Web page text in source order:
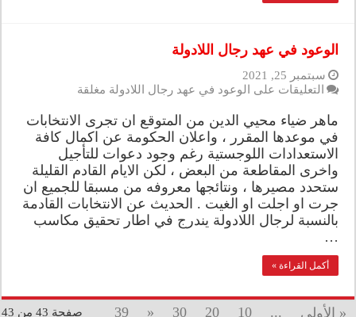
الوعود في عهد رجال اللادولة
سبتمبر 25, 2021
التعليقات على الوعود في عهد رجال اللادولة مغلقة
ماهر ضياء محيي الدين من المتوقع ان تجرى الانتخابات
في موعدها المقرر ، واعلان الحكومة عن اكمال كافة
الاستعدادات اللوجستية رغم وجود دعوات للتأجيل
واخرى المقاطعة من البعض ، لكن الايام القادم القليلة
ستحدد مصيرها ، ونتائجها معروفه من مسبقا للجميع ان
جرت او اجلت او الغيت . الحديث عن الانتخابات القادمة
بالنسبة لرجال اللادولة يندرج في اطار تحقيق مكاسب
…
أكمل القراءة »
صفحة 43 من 43 « الأولى ...
10
20
30
«
39